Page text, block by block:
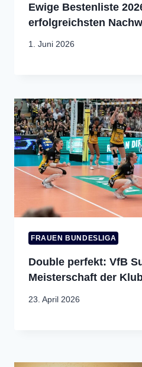
Ewige Bestenliste
erfolgreichsten
1. Juni 2026
FRAUEN BUNDESLIGA
Double perfekt: VfB
Meisterschaft der
23. April 2026